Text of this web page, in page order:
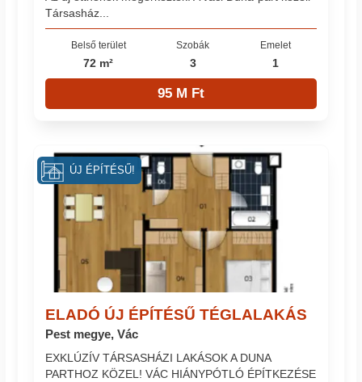
Társasház...
Belső terület
72 m²
Szobák
3
Emelet
1
95 M Ft
ELADÓ ÚJ ÉPÍTÉSŰ TÉGLALAKÁS
Pest megye, Vác
EXKLÚZÍV TÁRSASHÁZI LAKÁSOK A DUNA
PARTHOZ KÖZEL! VÁC HIÁNYPÓTLÓ ÉPÍTKEZÉSE
ÚJ ÉPÍTÉSŰ!